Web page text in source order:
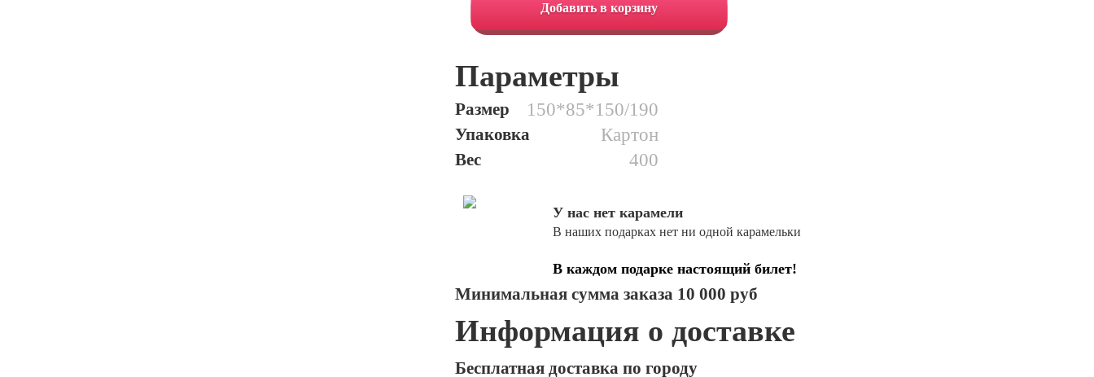
Добавить в корзину
Параметры
Размер 150*85*150/190
Упаковка Картон
Вес 400
У нас нет карамели
В наших подарках нет ни одной карамельки
В каждом подарке настоящий билет!
Минимальная сумма заказа 10 000 руб
Информация о доставке
Бесплатная доставка по городу